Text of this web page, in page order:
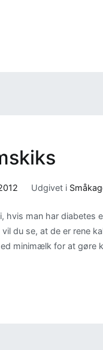
Udgivet i
man har diabetes
du se, at de er rene
minimælk for at